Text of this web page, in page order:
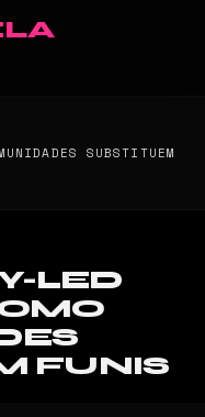
SUBSTITUEM
LED
FUNIS